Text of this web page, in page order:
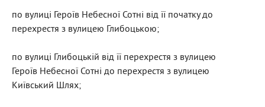
по вулиці Героїв Небесної Сотні від її початку до
перехрестя з вулицею Глибоцькою;
по вулиці Глибоцькій від її перехрестя з вулицею
Героїв Небесної Сотні до перехрестя з вулицею
Київський Шлях;